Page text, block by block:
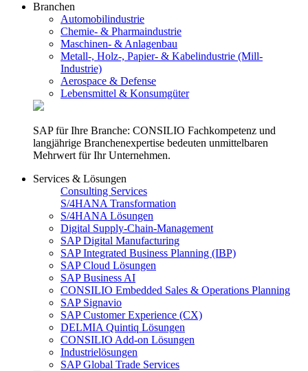
Branchen
Automobilindustrie
Chemie- & Pharmaindustrie
Maschinen- & Anlagenbau
Metall-, Holz-, Papier- & Kabelindustrie (Mill-
Industrie)
Aerospace & Defense
Lebensmittel & Konsumgüter
SAP für Ihre Branche: CONSILIO Fachkompetenz und
langjährige Branchenexpertise bedeuten unmittelbaren
Mehrwert für Ihr Unternehmen.
Services & Lösungen
Consulting Services
S/4HANA Transformation
S/4HANA Lösungen
Digital Supply-Chain-Management
SAP Digital Manufacturing
SAP Integrated Business Planning (IBP)
SAP Cloud Lösungen
SAP Business AI
CONSILIO Embedded Sales & Operations Planning
SAP Signavio
SAP Customer Experience (CX)
DELMIA Quintiq Lösungen
CONSILIO Add-on Lösungen
Industrielösungen
SAP Global Trade Services